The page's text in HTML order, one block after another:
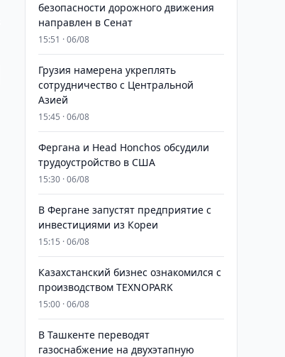
безопасности дорожного движения
направлен в Сенат
15:51 · 06/08
Грузия намерена укреплять
сотрудничество с Центральной
Азией
15:45 · 06/08
Фергана и Head Honchos обсудили
трудоустройство в США
15:30 · 06/08
В Фергане запустят предприятие с
инвестициями из Кореи
15:15 · 06/08
Казахстанский бизнес ознакомился с
производством TEXNOPARK
15:00 · 06/08
В Ташкенте переводят
газоснабжение на двухэтапную